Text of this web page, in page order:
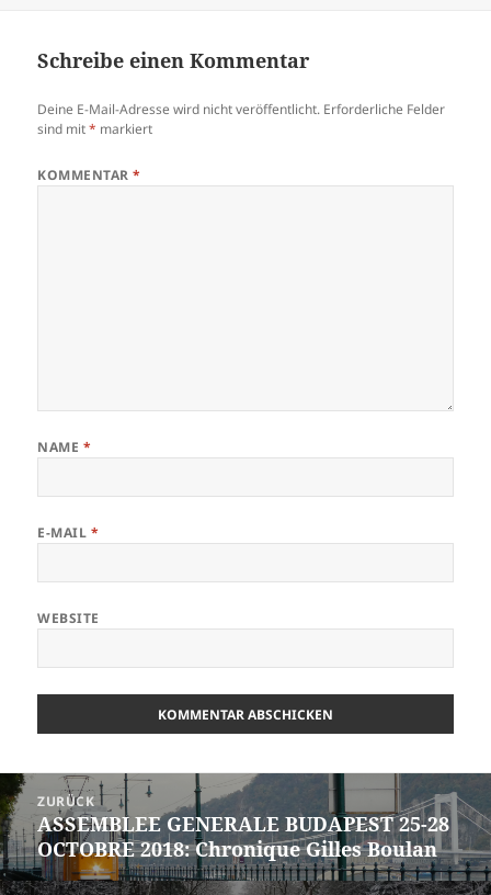
Schreibe einen Kommentar
Deine E-Mail-Adresse wird nicht veröffentlicht. Erforderliche Felder
sind mit* markiert
KOMMENTAR*
NAME *
E-MAIL *
WEBSITE
Beitrags-
Navigation
ZURÜCK
Vorheriger
Beitrag:
ASSEMBLEE GENERALE BUDAPEST 25-28
OCTOBRE 2018: Chronique Gilles Boulan